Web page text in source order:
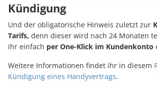
Kündigung
Und der obligatorische Hinweis zuletzt zur
Tarifs, denn dieser wird nach 24 Monaten
ihr einfach per One-Klick im Kundenkonto
Weitere Informationen findet ihr in diesem
Kündigung eines Handyvertrags.